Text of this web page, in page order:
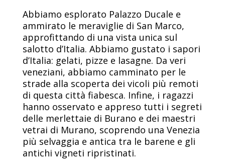
Abbiamo esplorato Palazzo Ducale e
ammirato le meraviglie di San Marco,
approfittando di una vista unica sul
salotto d’Italia. Abbiamo gustato i sapori
d’Italia: gelati, pizze e lasagne. Da veri
veneziani, abbiamo camminato per le
strade alla scoperta dei vicoli più remoti
di questa città fiabesca. Infine, i ragazzi
hanno osservato e appreso tutti i segreti
delle merlettaie di Burano e dei maestri
vetrai di Murano, scoprendo una Venezia
più selvaggia e antica tra le barene e gli
antichi vigneti ripristinati.